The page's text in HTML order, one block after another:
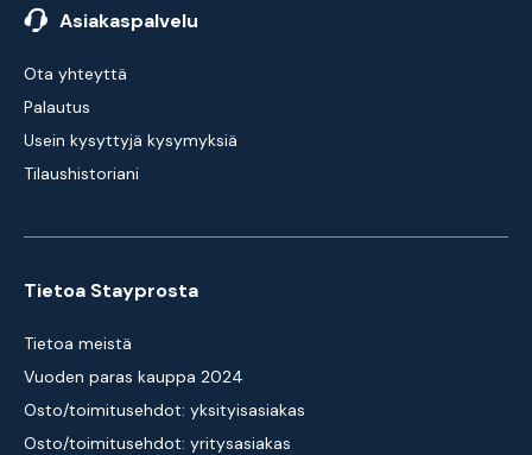
Asiakaspalvelu
Ota yhteyttä
Palautus
Usein kysyttyjä kysymyksiä
Tilaushistoriani
Tietoa Stayprosta
Tietoa meistä
Vuoden paras kauppa 2024
Osto/toimitusehdot: yksityisasiakas
Osto/toimitusehdot: yritysasiakas